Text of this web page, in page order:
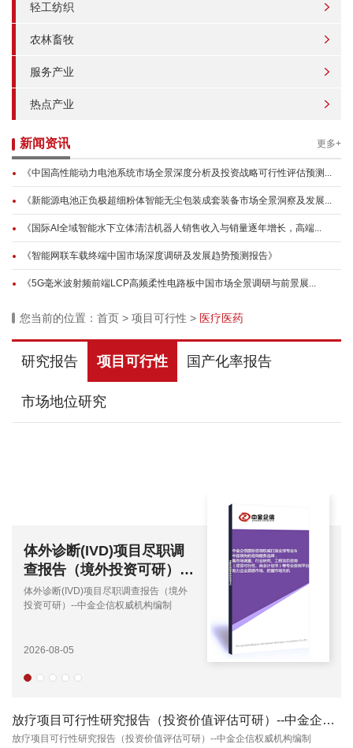
轻工纺织
农林畜牧
服务产业
热点产业
新闻资讯 更多+
《中国高性能动力电池系统市场全景深度分析及投资战略可行性评估预测...
《新能源电池正负极超细粉体智能无尘包装成套装备市场全景洞察及发展...
《国际AI全域智能水下立体清洁机器人销售收入与销量逐年增长，高端...
《智能网联车载终端中国市场深度调研及发展趋势预测报告》
《5G毫米波射频前端LCP高频柔性电路板中国市场全景调研与前景展...
您当前的位置： 首页 > 项目可行性 > 医疗医药
研究报告 项目可行性 国产化率报告
市场地位研究
断(IVD)项目尽职调
（境外投资可研）--
信权威机构编制
(IVD)项目尽职调查报告（境外
）--中金企信权威机构编制
05
入性研
研）--
体外膜肺氧
放疗项目可行性研究报告（投资价值评估可研）--中金企信权威机构编制
放疗项目可行性研究报告（投资价值评估可研）--中金企信权威机构编制